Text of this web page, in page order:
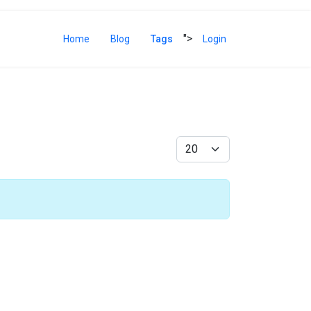
Home Blog Tags "> Login
Anzeige #